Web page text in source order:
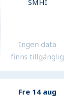
SMHI
Ingen data
finns tillgänglig
Fre 14 aug